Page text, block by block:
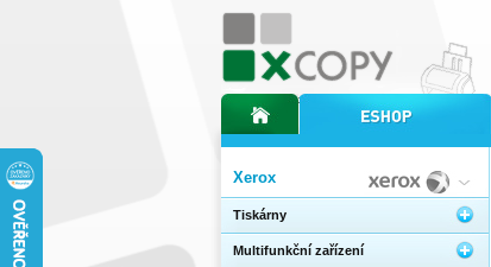
Xerox
Tiskárny
Multifunkční zařízení
úvodní stránka xcopyinternetový obchod xcopy